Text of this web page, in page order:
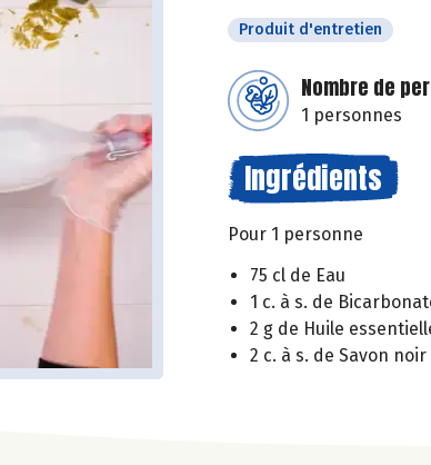
Produit d'entretien
Nombre de
1 personnes
Ingrédients
Pour 1 personne
75 cl de Eau
1 c. à s. de
2 g de Huile
2 c. à s. de Savon noir